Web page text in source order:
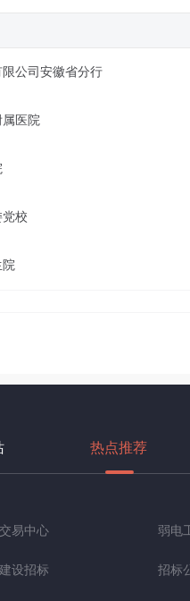
公司安徽省分行
医院
校
院
热点推荐
易中心 弱电
设招标 招标